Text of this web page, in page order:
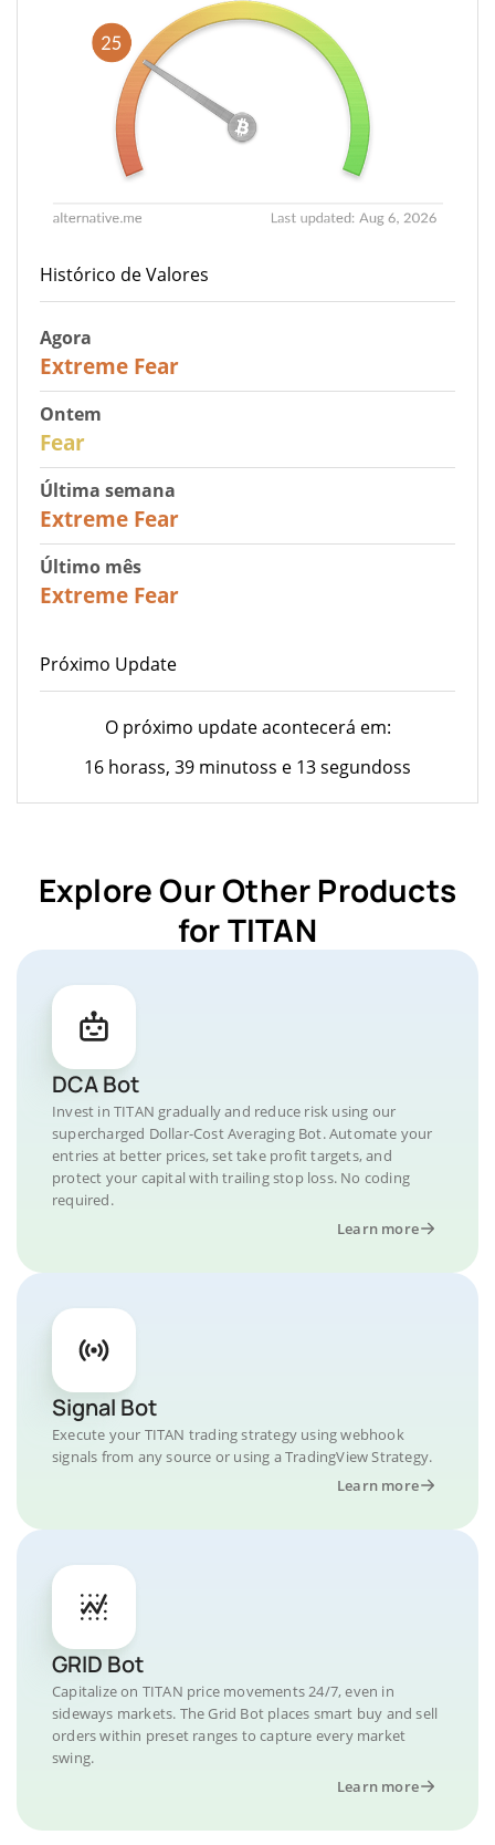
Histórico de Valores
Agora
Extreme Fear
Ontem
Fear
Última semana
Extreme Fear
Último mês
Extreme Fear
Próximo Update
O próximo update acontecerá em:
16 horass, 39 minutoss e 13 segundoss
Explore Our Other Products
for TITAN
DCA Bot
Invest in TITAN gradually and reduce risk using our
supercharged Dollar-Cost Averaging Bot. Automate your
entries at better prices, set take profit targets, and
protect your capital with trailing stop loss. No coding
required.
Learn more
Signal Bot
Execute your TITAN trading strategy using webhook
signals from any source or using a TradingView Strategy.
Learn more
GRID Bot
Capitalize on TITAN price movements 24/7, even in
sideways markets. The Grid Bot places smart buy and sell
orders within preset ranges to capture every market
swing.
Learn more